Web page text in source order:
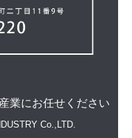
業にお任せください
Co.,LTD.